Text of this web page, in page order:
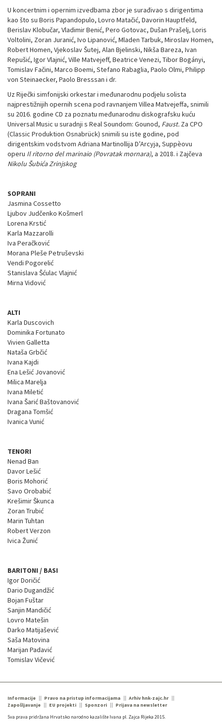
U koncertnim i opernim izvedbama zbor je surađivao s dirigentima
kao što su Boris Papandopulo, Lovro Matačić, Davorin Hauptfeld,
Berislav Klobučar, Vladimir Benić, Pero Gotovac, Dušan Prašelj, Loris
Voltolini, Zoran Juranić, Ivo Lipanović, Mladen Tarbuk, Miroslav Homen,
Robert Homen, Vjekoslav Šutej, Alan Bjelinski, Nikša Bareza, Ivan
Repušić, Igor Vlajnić, Ville Matvejeff, Beatrice Venezi, Tibor Bogányi,
Tomislav Fačini, Marco Boemi, Stefano Rabaglia, Paolo Olmi, Philipp
von Steinaecker, Paolo Bresssan i dr.
Uz Riječki simfonijski orkestar i međunarodnu podjelu solista
najprestižnijih opernih scena pod ravnanjem Villea Matvejeffa, snimili
su 2016. godine CD za poznatu međunarodnu diskografsku kuću
Universal Music u suradnji s Real Soundom: Gounod, Faust. Za CPO
(Classic Produktion Osnabrück) snimili su iste godine, pod
dirigentskim vodstvom Adriana Martinollija D’Arcyja, Suppèovu
operu Il ritorno del marinaio (Povratak mornara), a 2018. i Zajčeva
Nikolu Šubića Zrinjskog
SOPRANI
Jasmina Cossetto
Ljubov Judčenko Košmerl
Lorena Krstić
Karla Mazzarolli
Iva Peračković
Morana Pleše Petruševski
Vendi Pogorelić
Stanislava Šćulac Vlajnić
Mirna Vidović
ALTI
Karla Duscovich
Dominika Fortunato
Vivien Galletta
Nataša Grbčić
Ivana Kajdi
Ena Lešić Jovanović
Milica Marelja
Ivana Miletić
Ivana Šarić Baštovanović
Dragana Tomšić
Ivanica Vunić
TENORI
Nenad Ban
Davor Lešić
Boris Mohorić
Savo Orobabić
Krešimir Škunca
Zoran Trubić
Marin Tuhtan
Robert Verzon
Ivica Žunić
BARITONI / BASI
Igor Doričić
Dario Dugandžić
Bojan Fuštar
Sanjin Mandičić
Lovro Matešin
Darko Matijašević
Saša Matovina
Marijan Padavić
Tomislav Vičević
Informacije Pravo na pristup informacijama
Arhiv hnk-zajc.hr
Zapošljavanje
EU projekti Sponzori
Prijava na newsletter
Sva prava pridržana Hrvatsko narodno kazalište Ivana pl. Zajca Rijeka 2015.